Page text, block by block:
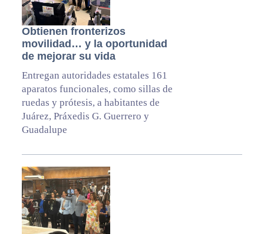
Obtienen fronterizos
movilidad… y la oportunidad
de mejorar su vida
Entregan autoridades estatales 161
aparatos funcionales, como sillas de
ruedas y prótesis, a habitantes de
Juárez, Práxedis G. Guerrero y
Guadalupe